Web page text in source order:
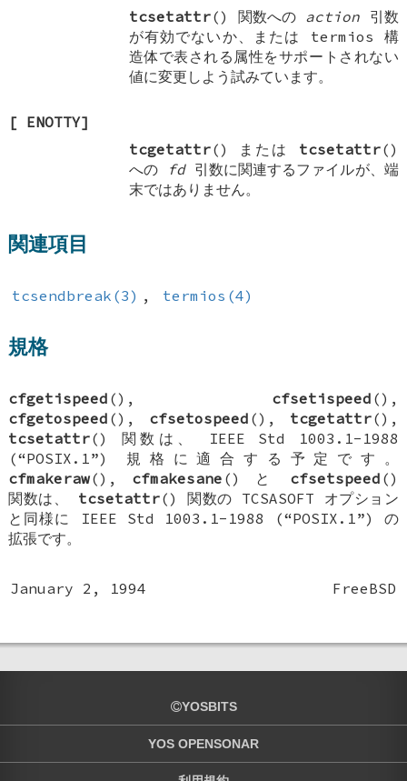
tcsetattr() 関数への action 引数
が有効でないか、または termios 構
造体で表される属性をサポートされない
値に変更しよう試みています。
[ ENOTTY]
tcgetattr() または tcsetattr()
への
fd引数に関連するファイルが、端
末ではありません。
関連項目
tcsendbreak(3) , termios(4)
規格
cfgetispeed (), cfsetispeed (),
cfgetospeed (), cfsetospeed (), tcgetattr(),
tcsetattr() 関数は、 IEEE Std 1003.1-1988
(“POSIX.1”) 規格に適合する予定です。
cfmakeraw(), cfmakesane () と cfsetspeed ()
関数は、 tcsetattr() 関数の TCSASOFT オプション
と同様に IEEE Std 1003.1-1988 (“POSIX.1”) の
拡張です。
January 2, 1994 FreeBSD
YOSBITS
YOS OPENSONAR